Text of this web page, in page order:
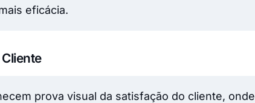
eficácia.
prova visual da satisfação do cliente, onde